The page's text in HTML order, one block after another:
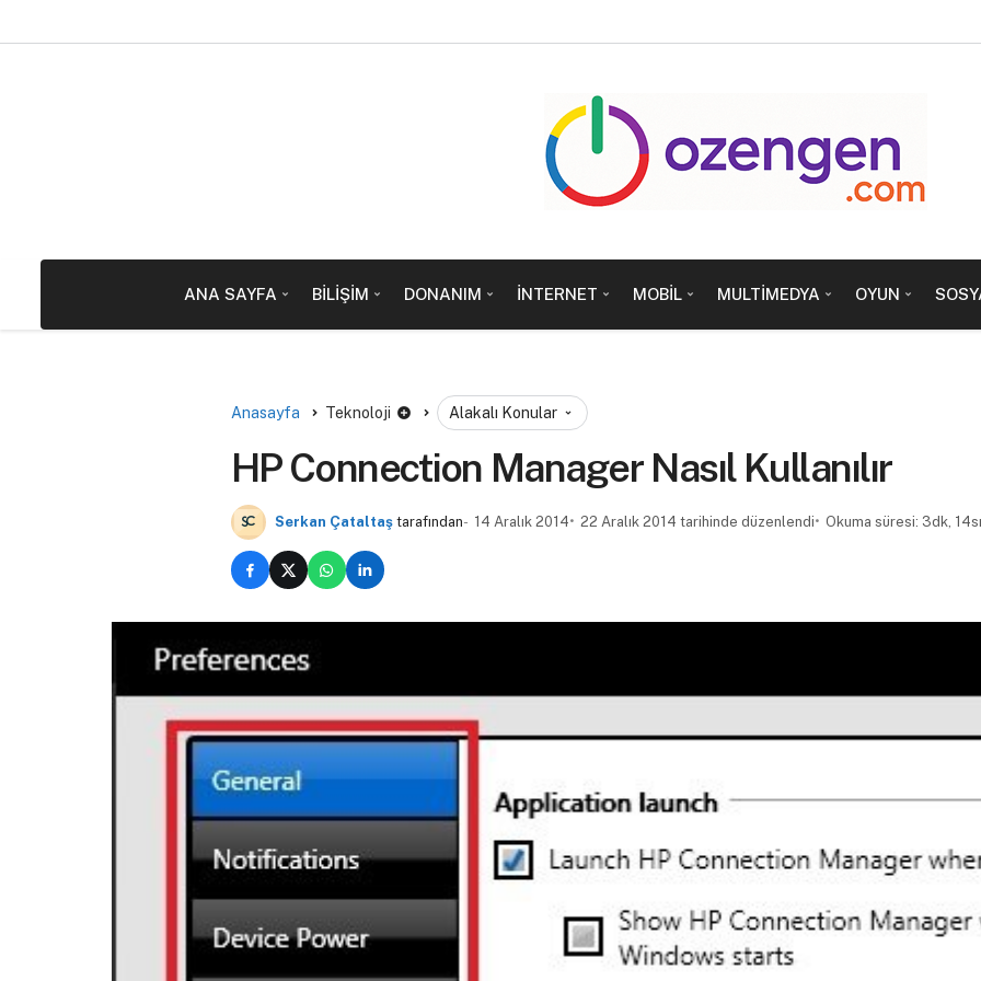
ANA SAYFA BILIŞIM DONANIM İNTERNET MOBIL MULTIMEDYA OYUN
Anasayfa Teknoloji Alakalı Konular
HP Connection Manager Nasıl Kullanılır
Serkan Çataltaş tarafından 14 Aralık 2014 22 Aralık 2014 tarihinde düzenlendi Okuma süresi: 3dk,